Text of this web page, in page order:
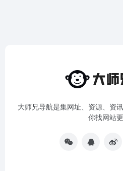
大师兄导航是集网址、资源、资
你找网站